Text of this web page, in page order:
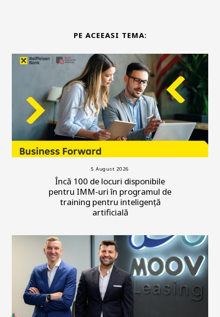
PE ACEEASI TEMA:
5 August 2026
Încă 100 de locuri disponibile
pentru IMM-uri în programul de
training pentru inteligență
artificială